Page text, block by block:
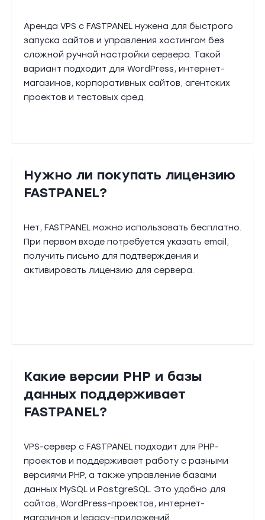
Аренда VPS с FASTPANEL нужена для быстрого
запуска сайтов и управления хостингом без
сложной ручной настройки сервера. Такой
вариант подходит для WordPress, интернет-
магазинов, корпоративных сайтов, агентских
проектов и тестовых сред.
Нужно ли покупать лицензию
FASTPANEL?
Нет, FASTPANEL можно использовать бесплатно.
При первом входе потребуется указать email,
получить письмо для подтверждения и
активировать лицензию для сервера.
Какие версии PHP и базы
данных поддерживает
FASTPANEL?
VPS-сервер с FASTPANEL подходит для PHP-
проектов и поддерживает работу с разными
версиями PHP, а также управление базами
данных MySQL и PostgreSQL. Это удобно для
сайтов, WordPress-проектов, интернет-
магазинов и legacy-приложений.